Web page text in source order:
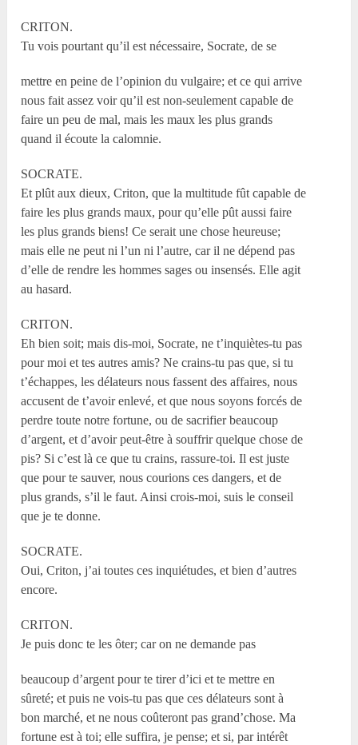
CRITON.
Tu vois pourtant qu’il est nécessaire, Socrate, de se
mettre en peine de l’opinion du vulgaire; et ce qui arrive
nous fait assez voir qu’il est non-seulement capable de
faire un peu de mal, mais les maux les plus grands
quand il écoute la calomnie.
SOCRATE.
Et plût aux dieux, Criton, que la multitude fût capable de
faire les plus grands maux, pour qu’elle pût aussi faire
les plus grands biens! Ce serait une chose heureuse;
mais elle ne peut ni l’un ni l’autre, car il ne dépend pas
d’elle de rendre les hommes sages ou insensés. Elle agit
au hasard.
CRITON.
Eh bien soit; mais dis-moi, Socrate, ne t’inquiètes-tu pas
pour moi et tes autres amis? Ne crains-tu pas que, si tu
t’échappes, les délateurs nous fassent des affaires, nous
accusent de t’avoir enlevé, et que nous soyons forcés de
perdre toute notre fortune, ou de sacrifier beaucoup
d’argent, et d’avoir peut-être à souffrir quelque chose de
pis? Si c’est là ce que tu crains, rassure-toi. Il est juste
que pour te sauver, nous courions ces dangers, et de
plus grands, s’il le faut. Ainsi crois-moi, suis le conseil
que je te donne.
SOCRATE.
Oui, Criton, j’ai toutes ces inquiétudes, et bien d’autres
encore.
CRITON.
Je puis donc te les ôter; car on ne demande pas
beaucoup d’argent pour te tirer d’ici et te mettre en
sûreté; et puis ne vois-tu pas que ces délateurs sont à
bon marché, et ne nous coûteront pas grand’chose. Ma
fortune est à toi; elle suffira, je pense; et si, par intérêt